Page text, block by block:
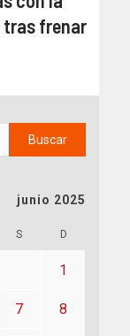
tras frenar
junio 2025
S D
1
7 8